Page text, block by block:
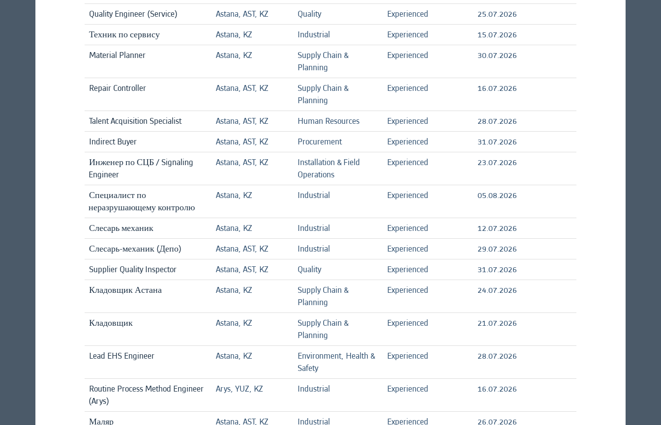
Quality Engineer (Service) Astana, AST, KZ Quality Experienced
25.07.2026
Техник по сервису
Astana, KZ Industrial Experienced
15.07.2026
Material Planner
Astana, KZ
Supply Chain &
Planning
Experienced 30.07.2026
Repair Controller Astana, AST, KZ
Supply Chain &
Planning
Experienced 16.07.2026
Talent Acquisition Specialist Astana, AST, KZ Human Resources Experienced
28.07.2026
Indirect Buyer
Astana, AST, KZ Procurement Experienced
31.07.2026
Инженер по СЦБ / Signaling
Engineer
Astana, AST, KZ
Installation & Field
Operations
Experienced 23.07.2026
Специалист по
неразрушающему контролю
Astana, KZ Industrial Experienced 05.08.2026
Слесарь механик Astana, KZ Industrial Experienced
12.07.2026
Слесарь-механик (Депо)
Astana, AST, KZ Industrial Experienced
29.07.2026
Supplier Quality Inspector
Astana, AST, KZ Quality Experienced
31.07.2026
Кладовщик Астана
Astana, KZ
Supply Chain &
Planning
Experienced 24.07.2026
Кладовщик Astana, KZ
Supply Chain &
Planning
Experienced 21.07.2026
Lead EHS Engineer Astana, KZ
Environment, Health &
Safety
Experienced 28.07.2026
Routine Process Method Engineer
(Arys)
Arys, YUZ, KZ Industrial Experienced 16.07.2026
Маляр Astana, AST, KZ Industrial Experienced
26.07.2026